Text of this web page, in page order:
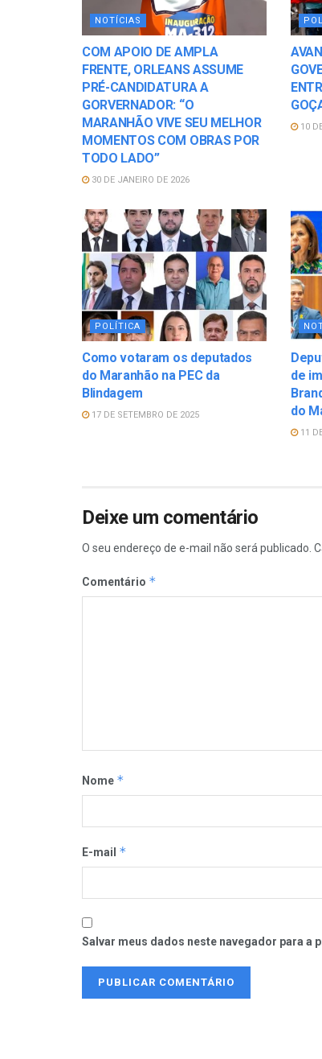
NOTÍCIAS
COM APOIO DE AMPLA
FRENTE, ORLEANS ASSUME
PRÉ-CANDIDATURA A
GORVERNADOR: “O
MARANHÃO VIVE SEU MELHOR
MOMENTOS COM OBRAS POR
TODO LADO”
30 DE JANEIRO DE 2026
10
POLÍTICA
Como votaram os deputados
do Maranhão na PEC da
Blindagem
17 DE SETEMBRO DE 2025
de
do
11
Deixe um comentário
O seu endereço de e-mail não será publicado.
Comentário *
Nome *
E-mail *
Salvar meus dados neste navegador para a